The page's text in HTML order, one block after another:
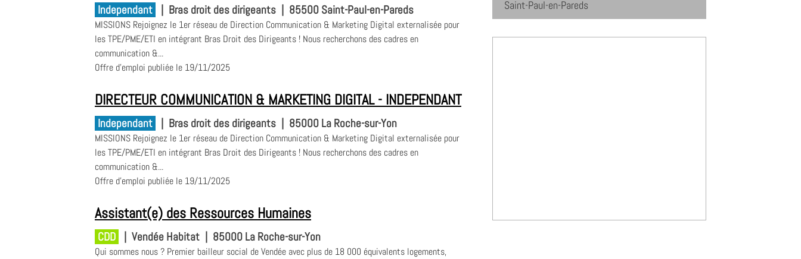
Independant | Bras droit des dirigeants | 85500 Saint-Paul-en-Pareds
MISSIONS Rejoignez le 1er réseau de Direction Communication & Marketing Digital externalisée pour
les TPE/PME/ETI en intégrant Bras Droit des Dirigeants ! Nous recherchons des cadres en
communication &...
Offre d'emploi publiée le 19/11/2025
DIRECTEUR COMMUNICATION & MARKETING DIGITAL - INDEPENDANT
Independant | Bras droit des dirigeants | 85000 La Roche-sur-Yon
MISSIONS Rejoignez le 1er réseau de Direction Communication & Marketing Digital externalisée pour
les TPE/PME/ETI en intégrant Bras Droit des Dirigeants ! Nous recherchons des cadres en
communication &...
Offre d'emploi publiée le 19/11/2025
Assistant(e) des Ressources Humaines
CDD | Vendée Habitat | 85000 La Roche-sur-Yon
Qui sommes nous ? Premier bailleur social de Vendée avec plus de 18 000 équivalents logements,
Saint-Paul-en-Pareds